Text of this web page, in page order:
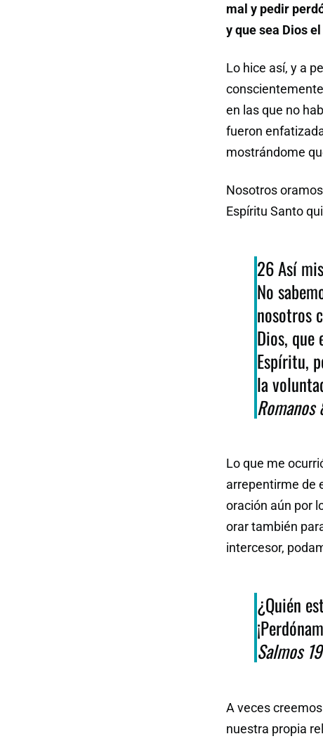
mal y pedir
y que sea Dios
Lo hice así, y a
en las que no
fueron
mostrándome
Nosotros
Espíritu Santo
26 Así
No
nosotros
Dios, que
Espíritu,
la
Lo que me
arrepentirme de
oración aún por
orar también
intercesor,
¿Quién
Salmos
A veces
nuestra propia